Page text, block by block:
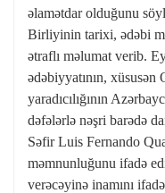
əlamətdar olduğunu
Birliyinin tarixi, ədəbi
ətraflı məlumat verib.
ədəbiyyatının,
yaradıcılığının
dəfələrlə nəşri barədə
Səfir Luis Fernando
məmnunluğunu ifadə
verəcəyinə inamını